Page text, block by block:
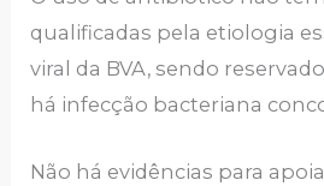
qualificadas pela etiologia
viral da BVA, sendo
há infecção bacteriana
Não há evidências para